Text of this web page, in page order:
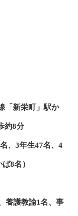
「新栄町」駅か
約8分
、3年生47名、4
8名）
養護教諭1名、事